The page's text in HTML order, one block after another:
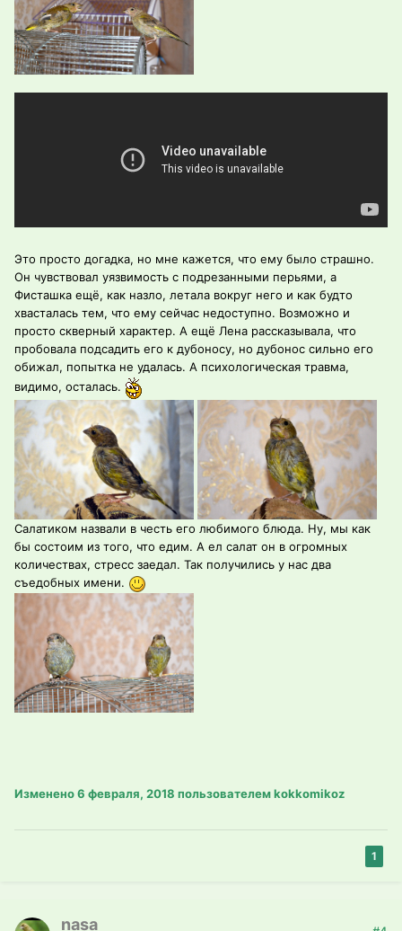
Это просто догадка, но мне кажется, что ему было страшно.
Он чувствовал уязвимость с подрезанными перьями, а
Фисташка ещё, как назло, летала вокруг него и как будто
хвасталась тем, что ему сейчас недоступно. Возможно и
просто скверный характер. А ещё Лена рассказывала, что
пробовала подсадить его к дубоносу, но дубонос сильно его
обижал, попытка не удалась. А психологическая травма,
видимо, осталась.
Салатиком назвали в честь его любимого блюда. Ну, мы как
бы состоим из того, что едим. А ел салат он в огромных
количествах, стресс заедал. Так получились у нас два
съедобных имени.
Изменено6 февраля, 2018 пользователем kokkomikoz
1
nasa